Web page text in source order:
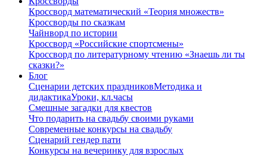
Кроссворд математический «Теория множеств»
Кроссворды по сказкам
Чайнворд по истории
Кроссворд «Российские спортсмены»
Кроссворд по литературному чтению «Знаешь ли ты
сказки?»
Блог
Сценарии детских праздниковМетодика и
дидактикаУроки, кл.часы
Смешные загадки для квестов
Что подарить на свадьбу своими руками
Современные конкурсы на свадьбу
Сценарий гендер пати
Конкурсы на вечеринку для взрослых